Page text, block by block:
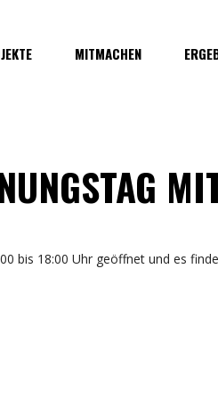
MITMACHEN
bis 18:00 Uhr geöffnet und es